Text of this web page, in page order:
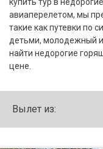
авиаперелетом, мы
такие как путевки по
детьми, молодежный
найти недорогие
цене.
Вылет из:
Абхазия
Большой Сочи
Кав Мин Воды
VIP отели 5 звезд
ТОП 10 лучших